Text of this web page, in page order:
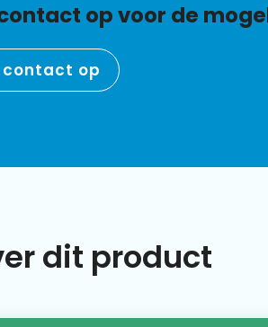
op voor de
contact op
dit product